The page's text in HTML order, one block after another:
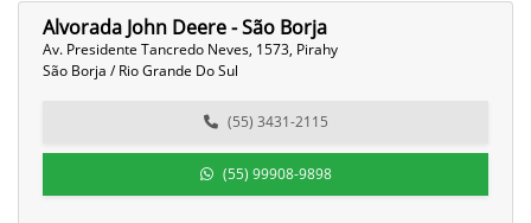
Alvorada John Deere - São Borja
Av. Presidente Tancredo Neves, 1573, Pirahy
São Borja / Rio Grande Do Sul
(55) 3431-2115
(55) 99908-9898